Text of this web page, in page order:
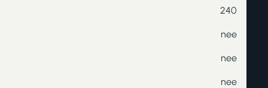
240
nee
nee
nee